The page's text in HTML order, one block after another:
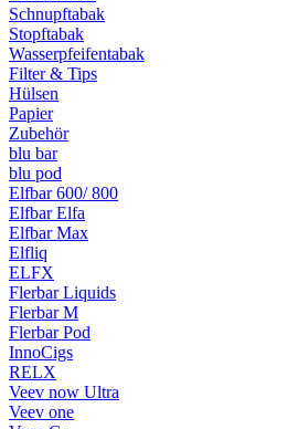
Schnupftabak
Stopftabak
Wasserpfeifentabak
Filter & Tips
Hülsen
Papier
Zubehör
blu bar
blu pod
Elfbar 600/ 800
Elfbar Elfa
Elfbar Max
Elfliq
ELFX
Flerbar Liquids
Flerbar M
Flerbar Pod
InnoCigs
RELX
Veev now Ultra
Veev one